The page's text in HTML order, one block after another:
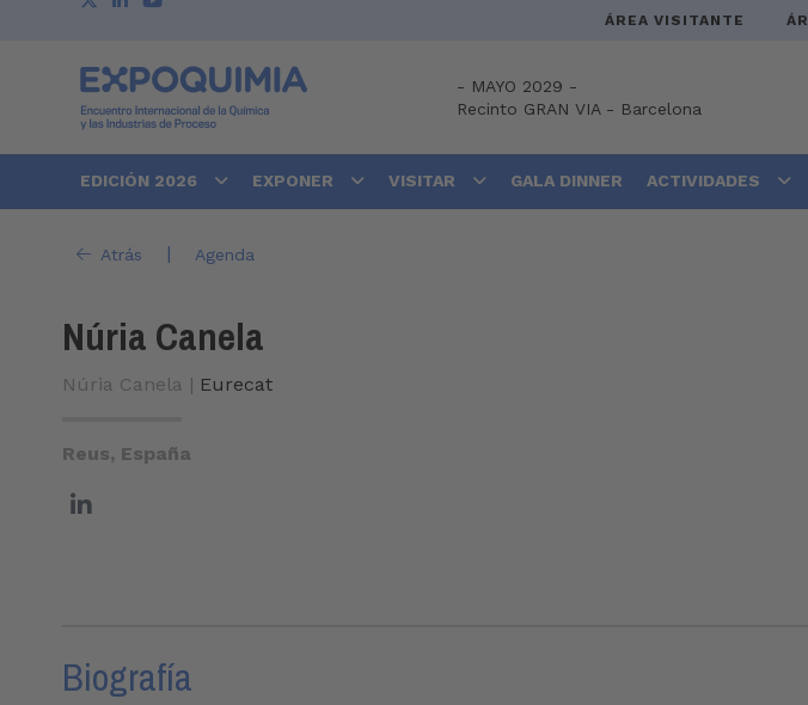
ÁREA VISITANTE
- MAYO 2029 -
Recinto GRAN VIA- Barcelona
EDICIÓN 2026 EXPONER VISITAR GALA DINNER ACTIVIDADES
Atrás | Agenda
Núria Canela
Núria Canela | Eurecat
Reus, España
Biografía